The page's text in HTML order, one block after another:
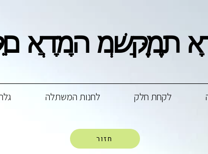
מְשַׁקֵּם אֲדָמָה
מְשַׁקֵּם אֲדָמָה
לקחת חלק לחנות המשתלה
חזור